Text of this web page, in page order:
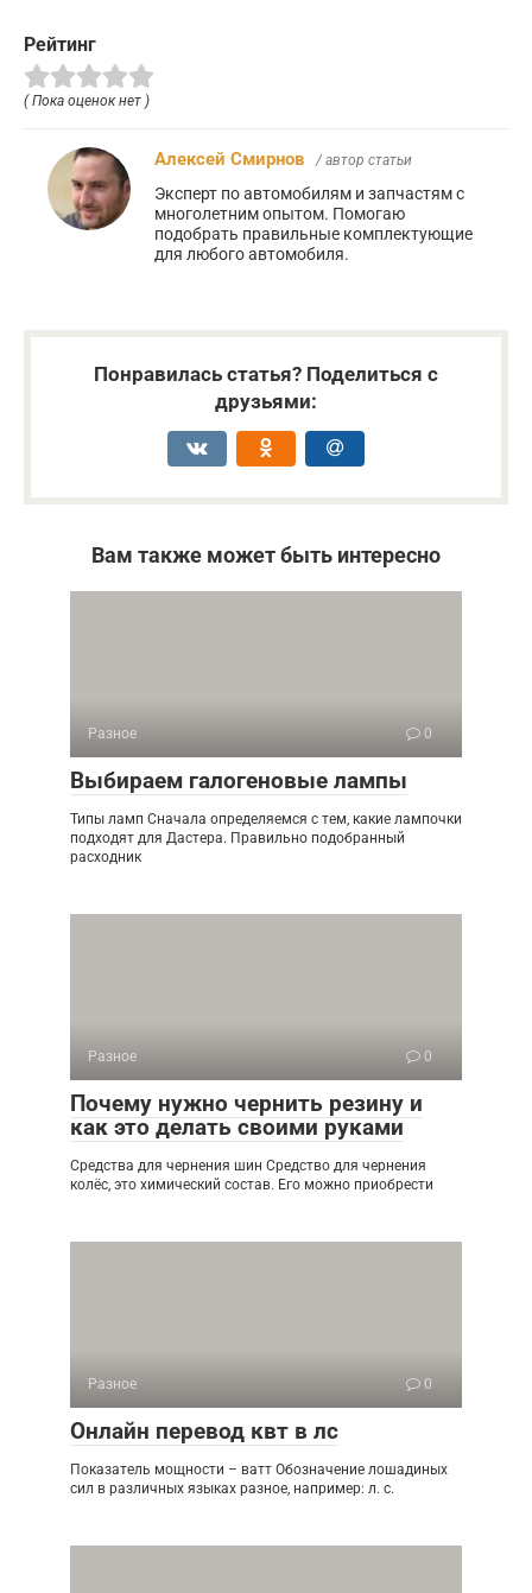
Рейтинг
( Пока оценок нет )
Алексей Смирнов / автор статьи
Эксперт по автомобилям и запчастям с
многолетним опытом. Помогаю
подобрать правильные комплектующие
для любого автомобиля.
Понравилась статья? Поделиться с
друзьями:
Вам также может быть интересно
Разное 0
Выбираем галогеновые лампы
Типы ламп Сначала определяемся с тем, какие лампочки
подходят для Дастера. Правильно подобранный
расходник
Разное 0
Почему нужно чернить резину и
как это делать своими руками
Средства для чернения шин Средство для чернения
колёс, это химический состав. Его можно приобрести
Разное 0
Онлайн перевод квт в лс
Показатель мощности – ватт Обозначение лошадиных
сил в различных языках разное, например: л. с.